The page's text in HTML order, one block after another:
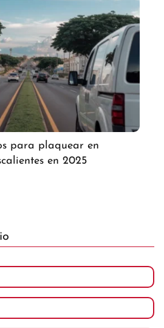
para plaquear en
en 2025